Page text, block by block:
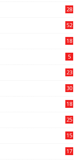
28
52
18
5
23
30
18
25
15
17